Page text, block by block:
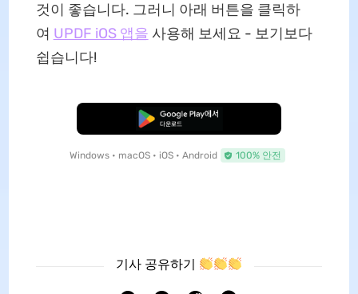
것이 좋습니다. 그러니 아래 버튼을 클릭하
여 UPDF iOS 앱을 사용해 보세요 - 보기보다
쉽습니다!
무료로 다운로드
Windows • macOS • iOS • Android 100% 안전
기사 공유하기